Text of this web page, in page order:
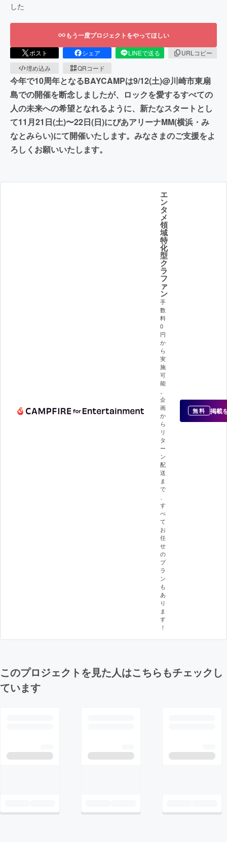
した
もう一度プロジェクトをやってほしい
ポスト シェア LINEで送る
URLコピー
埋め込み
QRコード
今年で10周年となるBAYCAMPは9/12(土)@川崎市東扇
島での開催を断念しましたが、ロックを愛するすべての
人の未来への希望となれるように、新たなスタートとし
て11月21日(土)〜22日(日)にぴあアリーナMM(横浜・み
なとみらい)にて開催いたします。みなさまのご支援をよ
ろしくお願いいたします。
エ
ン
タ
メ
領
域
特
化
型
ク
ラ
フ
ァ
ン
手
数
料
0
円
か
ら
実
施
可
能
企
画
か
ら
リ
タ
ー
ン
配
送
ま
で
す
べ
て
お
任
せ
の
プ
ラ
ン
も
あ
り
ま
す
！
無料 掲載
このプロジェクトを見た人はこちらもチェックし
ています